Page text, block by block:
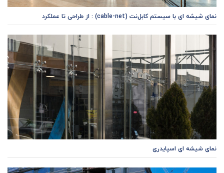
نمای شیشه ای با سیستم کابل‌نت (cable-net) : از طراحی تا عملکرد
نمای شیشه ای اسپایدری